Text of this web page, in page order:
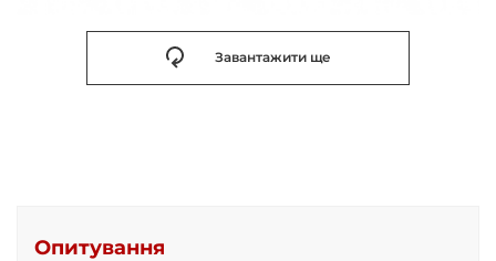
Завантажити ще
Опитування